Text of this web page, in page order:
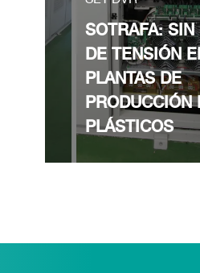
SOTRAFA: SIN
DE TENSIÓN
PLANTAS DE
PRODUCCIÓN
PLÁSTICOS